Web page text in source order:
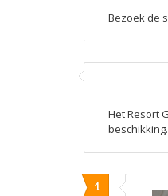
Bezoek de
Het Resort
1